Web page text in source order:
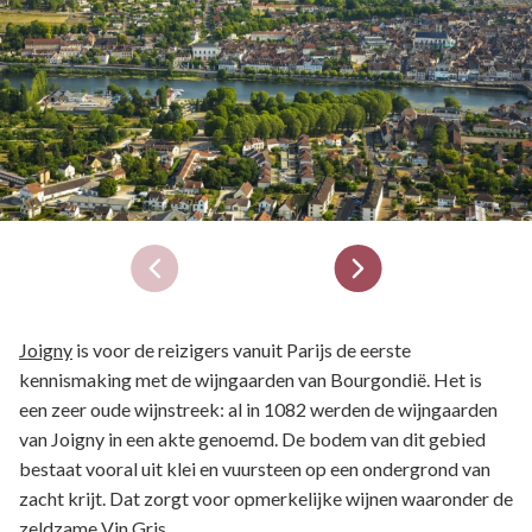
Joigny is voor de reizigers vanuit Parijs de eerste
kennismaking met de wijngaarden van Bourgondië. Het is
een zeer oude wijnstreek: al in 1082 werden de wijngaarden
van Joigny in een akte genoemd. De bodem van dit gebied
bestaat vooral uit klei en vuursteen op een ondergrond van
zacht krijt. Dat zorgt voor opmerkelijke wijnen waaronder de